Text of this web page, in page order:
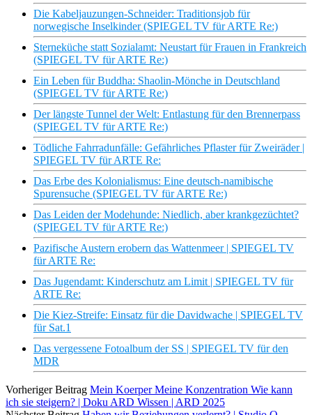
Die Kabeljauzungen-Schneider: Traditionsjob für
norwegische Inselkinder (SPIEGEL TV für ARTE Re:)
Sterneküche statt Sozialamt: Neustart für Frauen in Frankreich
(SPIEGEL TV für ARTE Re:)
Ein Leben für Buddha: Shaolin-Mönche in Deutschland
(SPIEGEL TV für ARTE Re:)
Der längste Tunnel der Welt: Entlastung für den Brennerpass
(SPIEGEL TV für ARTE Re:)
Tödliche Fahrradunfälle: Gefährliches Pflaster für Zweiräder |
SPIEGEL TV für ARTE Re:
Das Erbe des Kolonialismus: Eine deutsch-namibische
Spurensuche (SPIEGEL TV für ARTE Re:)
Das Leiden der Modehunde: Niedlich, aber krankgezüchtet?
(SPIEGEL TV für ARTE Re:)
Pazifische Austern erobern das Wattenmeer | SPIEGEL TV
für ARTE Re:
Das Jugendamt: Kinderschutz am Limit | SPIEGEL TV für
ARTE Re:
Die Kiez-Streife: Einsatz für die Davidwache | SPIEGEL TV
für Sat.1
Das vergessene Fotoalbum der SS | SPIEGEL TV für den
MDR
Vorheriger Beitrag Mein Koerper Meine Konzentration Wie kann
ich sie steigern? | Doku ARD Wissen | ARD 2025